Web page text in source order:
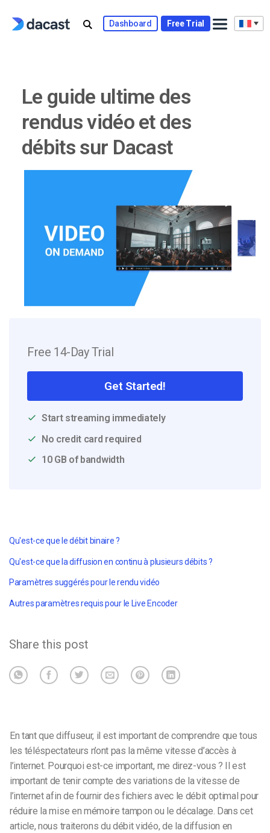
Dashboard Free Trial
Le guide ultime des
rendus vidéo et des
débits sur Dacast
Free 14-Day Trial
Get Started!
Start streaming immediately
No credit card required
10 GB of bandwidth
Qu'est-ce que le débit binaire ?
Qu'est-ce que la diffusion en continu à plusieurs débits ?
Paramètres suggérés pour le rendu vidéo
Autres paramètres requis pour le Live Encoder
Share this post
En tant que diffuseur, il est important de comprendre que tous
les téléspectateurs n’ont pas la même vitesse d’accès à
l’internet. Pourquoi est-ce important, me direz-vous ? Il est
important de tenir compte des variations de la vitesse de
l’internet afin de fournir des fichiers avec le débit optimal pour
réduire la mise en mémoire tampon ou le décalage. Dans cet
article, nous traiterons du débit vidéo, de la diffusion en